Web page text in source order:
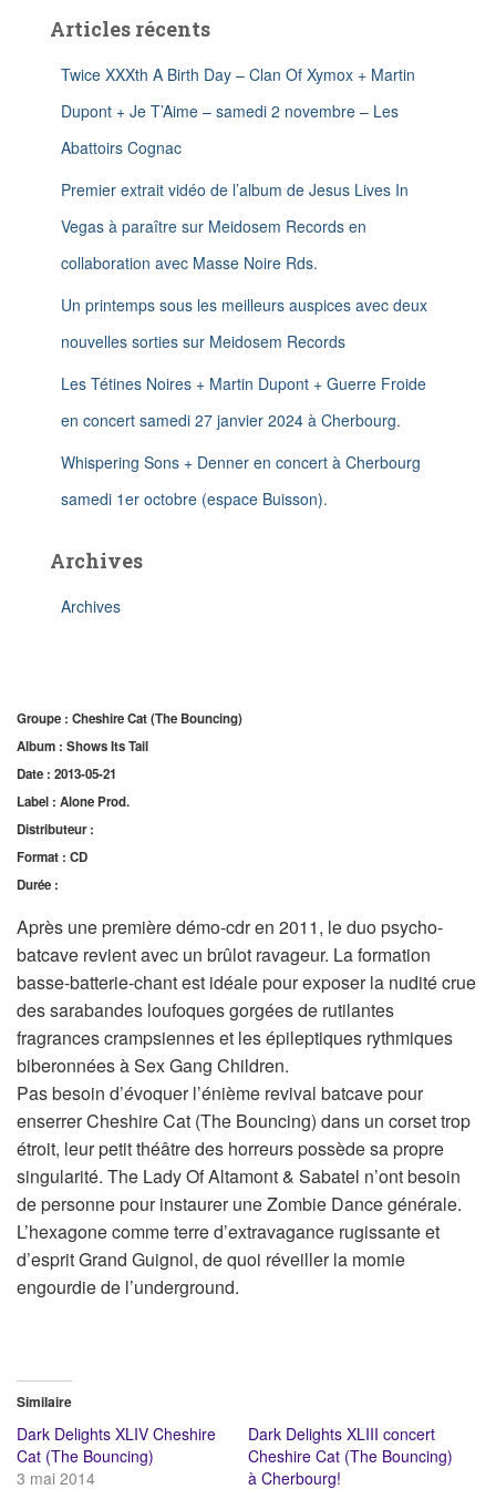
h
Articles récents
Twice XXXth A Birth Day – Clan Of Xymox + Martin
Dupont + Je T’Aime – samedi 2 novembre – Les
Abattoirs Cognac
Premier extrait vidéo de l’album de Jesus Lives In
Vegas à paraître sur Meidosem Records en
collaboration avec Masse Noire Rds.
Un printemps sous les meilleurs auspices avec deux
nouvelles sorties sur Meidosem Records
Les Tétines Noires + Martin Dupont + Guerre Froide
en concert samedi 27 janvier 2024 à Cherbourg.
Whispering Sons + Denner en concert à Cherbourg
samedi 1er octobre (espace Buisson).
Archives
Archives
Groupe : Cheshire Cat (The Bouncing)
Album : Shows Its Tail
Date : 2013-05-21
Label : Alone Prod.
Distributeur :
Format : CD
Durée :
Après une première démo-cdr en 2011, le duo psycho-
batcave revient avec un brûlot ravageur. La formation
basse-batterie-chant est idéale pour exposer la nudité crue
des sarabandes loufoques gorgées de rutilantes
fragrances crampsiennes et les épileptiques rythmiques
biberonnées à Sex Gang Children.
Pas besoin d’évoquer l’énième revival batcave pour
enserrer Cheshire Cat (The Bouncing) dans un corset trop
étroit, leur petit théâtre des horreurs possède sa propre
singularité. The Lady Of Altamont & Sabatel n’ont besoin
de personne pour instaurer une Zombie Dance générale.
L’hexagone comme terre d’extravagance rugissante et
d’esprit Grand Guignol, de quoi réveiller la momie
engourdie de l’underground.
Similaire
Dark Delights XLIV Cheshire
Cat (The Bouncing)
3 mai 2014
Dark Delights XLIII concert
Cheshire Cat (The Bouncing)
à Cherbourg!